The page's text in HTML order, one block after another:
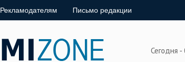
Рекламодателям Письмо редакции
Сегодня -